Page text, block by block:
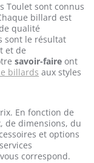
Toulet sont connus
billard est
qualité
sont le résultat
et de
savoir-faire ont
billards aux styles
En fonction de
de dimensions, du
et options
correspond.